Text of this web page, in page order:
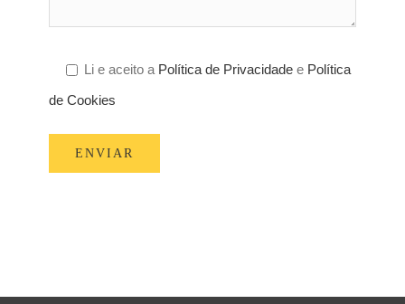
Li e aceito a Política de Privacidade e Política
de Cookies